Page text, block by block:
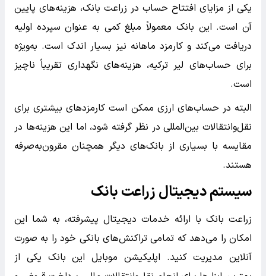
یکی از مزایای افتتاح حساب در زراعت بانک، هزینه‌های پایین
آن است. این بانک معمولاً مبلغ کمی به عنوان سپرده اولیه
دریافت می‌کند و کارمزد ماهانه نیز بسیار اندک است. به‌ویژه
برای حساب‌های لیر ترکیه، هزینه‌های نگهداری تقریباً ناچیز
است.
البته در حساب‌های ارزی ممکن است کارمزدهای بیشتری برای
نقل‌وانتقالات بین‌المللی در نظر گرفته شود، اما این هزینه‌ها در
مقایسه با بسیاری از بانک‌های دیگر همچنان مقرون‌به‌صرفه
هستند.
سیستم دیجیتال زراعت بانک
زراعت بانک با ارائه خدمات دیجیتال پیشرفته، به شما این
امکان را می‌دهد که تمامی تراکنش‌های بانکی خود را به صورت
آنلاین مدیریت کنید. اپلیکیشن موبایل این بانک یکی از